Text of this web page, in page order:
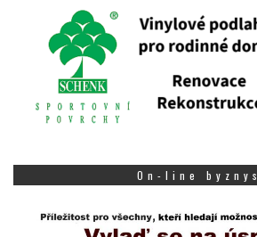
On-line byznys